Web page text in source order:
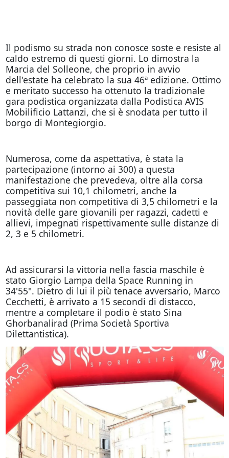
Il podismo su strada non conosce soste e resiste al
caldo estremo di questi giorni. Lo dimostra la
Marcia del Solleone, che proprio in avvio
dell'estate ha celebrato la sua 46ª edizione. Ottimo
e meritato successo ha ottenuto la tradizionale
gara podistica organizzata dalla Podistica AVIS
Mobilificio Lattanzi, che si è snodata per tutto il
borgo di Montegiorgio.
Numerosa, come da aspettativa, è stata la
partecipazione (intorno ai 300) a questa
manifestazione che prevedeva, oltre alla corsa
competitiva sui 10,1 chilometri, anche la
passeggiata non competitiva di 3,5 chilometri e la
novità delle gare giovanili per ragazzi, cadetti e
allievi, impegnati rispettivamente sulle distanze di
2, 3 e 5 chilometri.
Ad assicurarsi la vittoria nella fascia maschile è
stato Giorgio Lampa della Space Running in
34'55". Dietro di lui il più tenace avversario, Marco
Cecchetti, è arrivato a 15 secondi di distacco,
mentre a completare il podio è stato Sina
Ghorbanalirad (Prima Società Sportiva
Dilettantistica).